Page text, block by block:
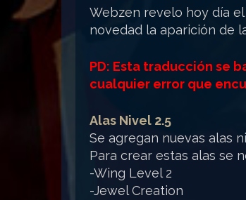
Webzen revelo hoy día
novedad la aparición de
PD: Esta traducción se
cualquier error que
Alas Nivel 2.5
Se agregan nuevas alas
Para crear estas alas se
-Wing Level 2
-Jewel Creation